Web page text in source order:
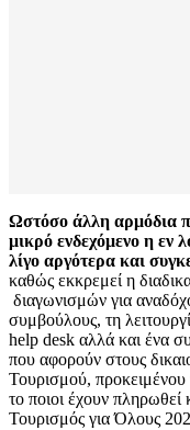
Ωστόσο άλλη αρμόδια
μικρό ενδεχόμενο η εν
λίγο αργότερα και
καθώς εκκρεμεί η
διαγωνισμών για
συμβούλους, τη
help desk αλλά και ένα
που αφορούν στους
Τουρισμού, προκειμένου
το ποιοι έχουν
Τουρισμός για Όλους